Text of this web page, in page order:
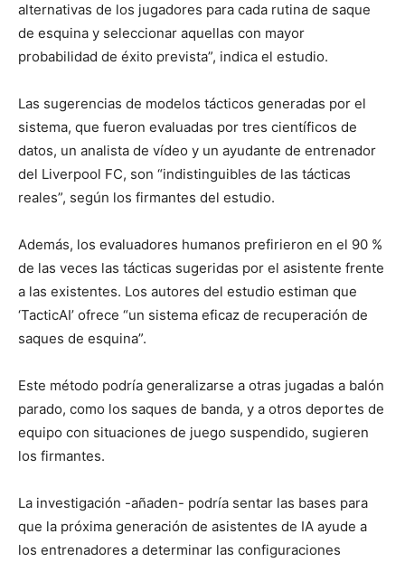
alternativas de los jugadores para cada rutina de saque
de esquina y seleccionar aquellas con mayor
probabilidad de éxito prevista”, indica el estudio.
Las sugerencias de modelos tácticos generadas por el
sistema, que fueron evaluadas por tres científicos de
datos, un analista de vídeo y un ayudante de entrenador
del Liverpool FC, son “indistinguibles de las tácticas
reales”, según los firmantes del estudio.
Además, los evaluadores humanos prefirieron en el 90 %
de las veces las tácticas sugeridas por el asistente frente
a las existentes. Los autores del estudio estiman que
‘TacticAI’ ofrece “un sistema eficaz de recuperación de
saques de esquina”.
Este método podría generalizarse a otras jugadas a balón
parado, como los saques de banda, y a otros deportes de
equipo con situaciones de juego suspendido, sugieren
los firmantes.
La investigación -añaden- podría sentar las bases para
que la próxima generación de asistentes de IA ayude a
los entrenadores a determinar las configuraciones